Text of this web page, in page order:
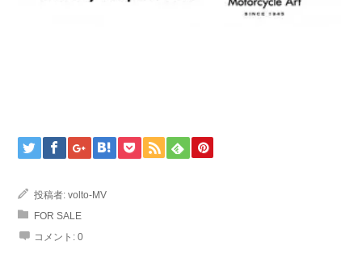
投稿者: volto-MV
FOR SALE
コメント: 0